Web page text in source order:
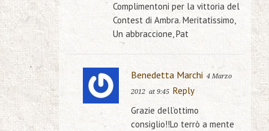
Complimentoni per la vittoria del
Contest di Ambra. Meritatissimo,
Un abbraccione, Pat
Benedetta Marchi 4 Marzo
2012 at 9:45 Reply
Grazie dell’ottimo
consiglio!!Lo terrò a mente